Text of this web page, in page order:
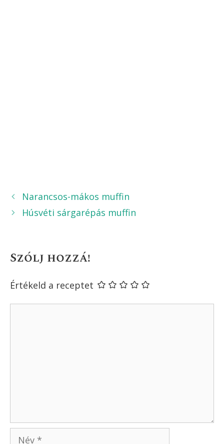
Narancsos-mákos muffin
Húsvéti sárgarépás muffin
Szólj hozzá!
Értékeld a receptet
Név